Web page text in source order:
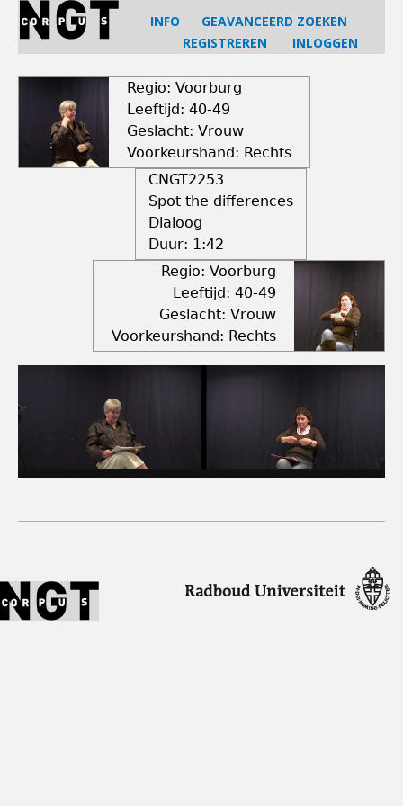
Jump
navigation
INFO
GEAVANCEERD ZOEKEN
REGISTREREN
INLOGGEN
Regio: Voorburg
Leeftijd: 40-49
Geslacht: Vrouw
Voorkeurshand: Rechts
CNGT2253
Spot the differences
Dialoog
Duur: 1:42
Regio: Voorburg
Leeftijd: 40-49
Geslacht: Vrouw
Voorkeurshand: Rechts